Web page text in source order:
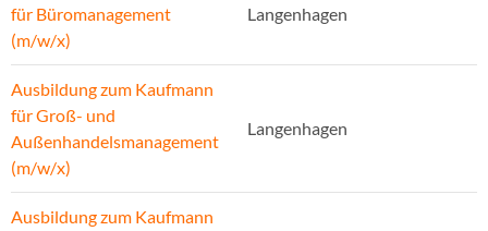
für Büromanagement
(m/w/x)
Langenhagen
Ausbildung zum Kaufmann
für Groß- und
Außenhandelsmanagement
(m/w/x)
Langenhagen
Ausbildung zum Kaufmann